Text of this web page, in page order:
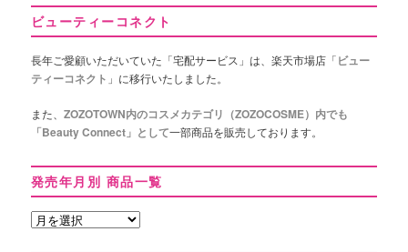
ビューティーコネクト
長年ご愛顧いただいていた「宅配サービス」は、楽天市場店「ビュー
ティーコネクト 」に移行いたしました。
また、ZOZOTOWN内のコスメカテゴリ（ZOZOCOSME）内でも
「Beauty Connect」として一部商品を販売しております。
発売年月別 商品一覧
発